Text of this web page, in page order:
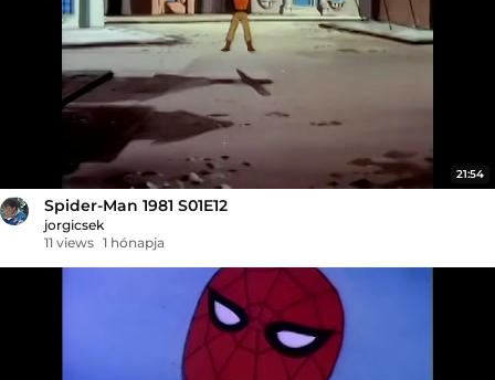
21:54
Spider-Man 1981 S01E12
jorgicsek
11 views 1 hónapja